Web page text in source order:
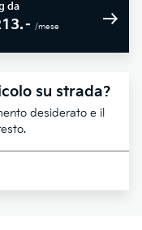
da
/mese
su strada?
desiderato e il